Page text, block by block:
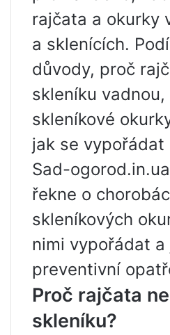
rajčata a okurky
a sklenících.
důvody, proč
skleníku
skleníkové
jak se vypořádat
Sad-
řekne o
skleníkových
nimi vypořádat a
preventivní
Proč rajčata
skleníku?